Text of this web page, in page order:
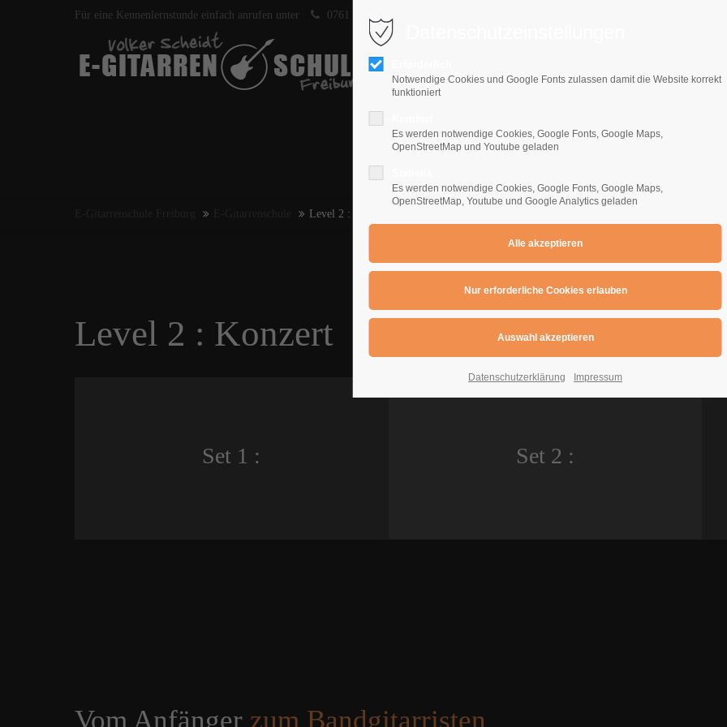
Für eine Kennenlernstunde einfach anrufen unter 0761 400 10 64
Home E-Gitarrenschule
Level 2 : Konzert
Level 2 : Konzert
Set 1 : Set 2 :
Vom Anfänger zum Bandgitarristen
Notwendige Cookies und Google Fonts zulassen damit die Website korrekt
funktioniert
Es werden notwendige Cookies, Google Fonts, Google Maps,
OpenStreetMap und Youtube geladen
Es werden notwendige Cookies, Google Fonts, Google Maps,
OpenStreetMap, Youtube und Google Analytics geladen
Datenschutzerklärung Impressum